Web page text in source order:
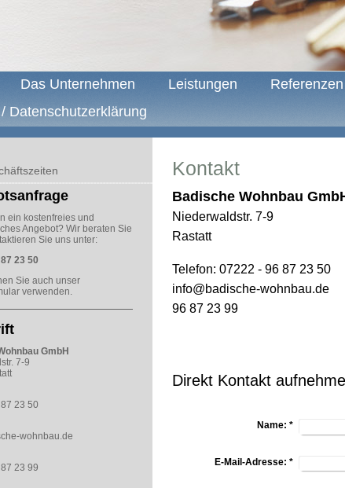
Das Unternehmen Leistungen Referenzen
Datenschutzerklärung
Kontakt
Badische Wohnbau
Niederwaldstr. 7-9
Rastatt
Telefon: 07222
info@badische-wohnbau.de
96 87 23 99
Direkt Kontakt
Name: *
E-Mail-Adresse: *
ein kostenfreies und
Angebot? Wir beraten Sie
Sie uns unter:
23 50
Sie auch unser
verwenden.
GmbH
7-9
23 50
wohnbau.de
23 99